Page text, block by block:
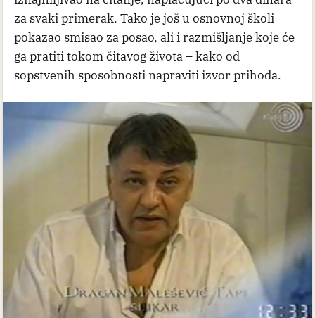
za svaki primerak. Tako je još u osnovnoj školi
pokazao smisao za posao, ali i razmišljanje koje će
ga pratiti tokom čitavog života – kako od
sopstvenih sposobnosti napraviti izvor prihoda.